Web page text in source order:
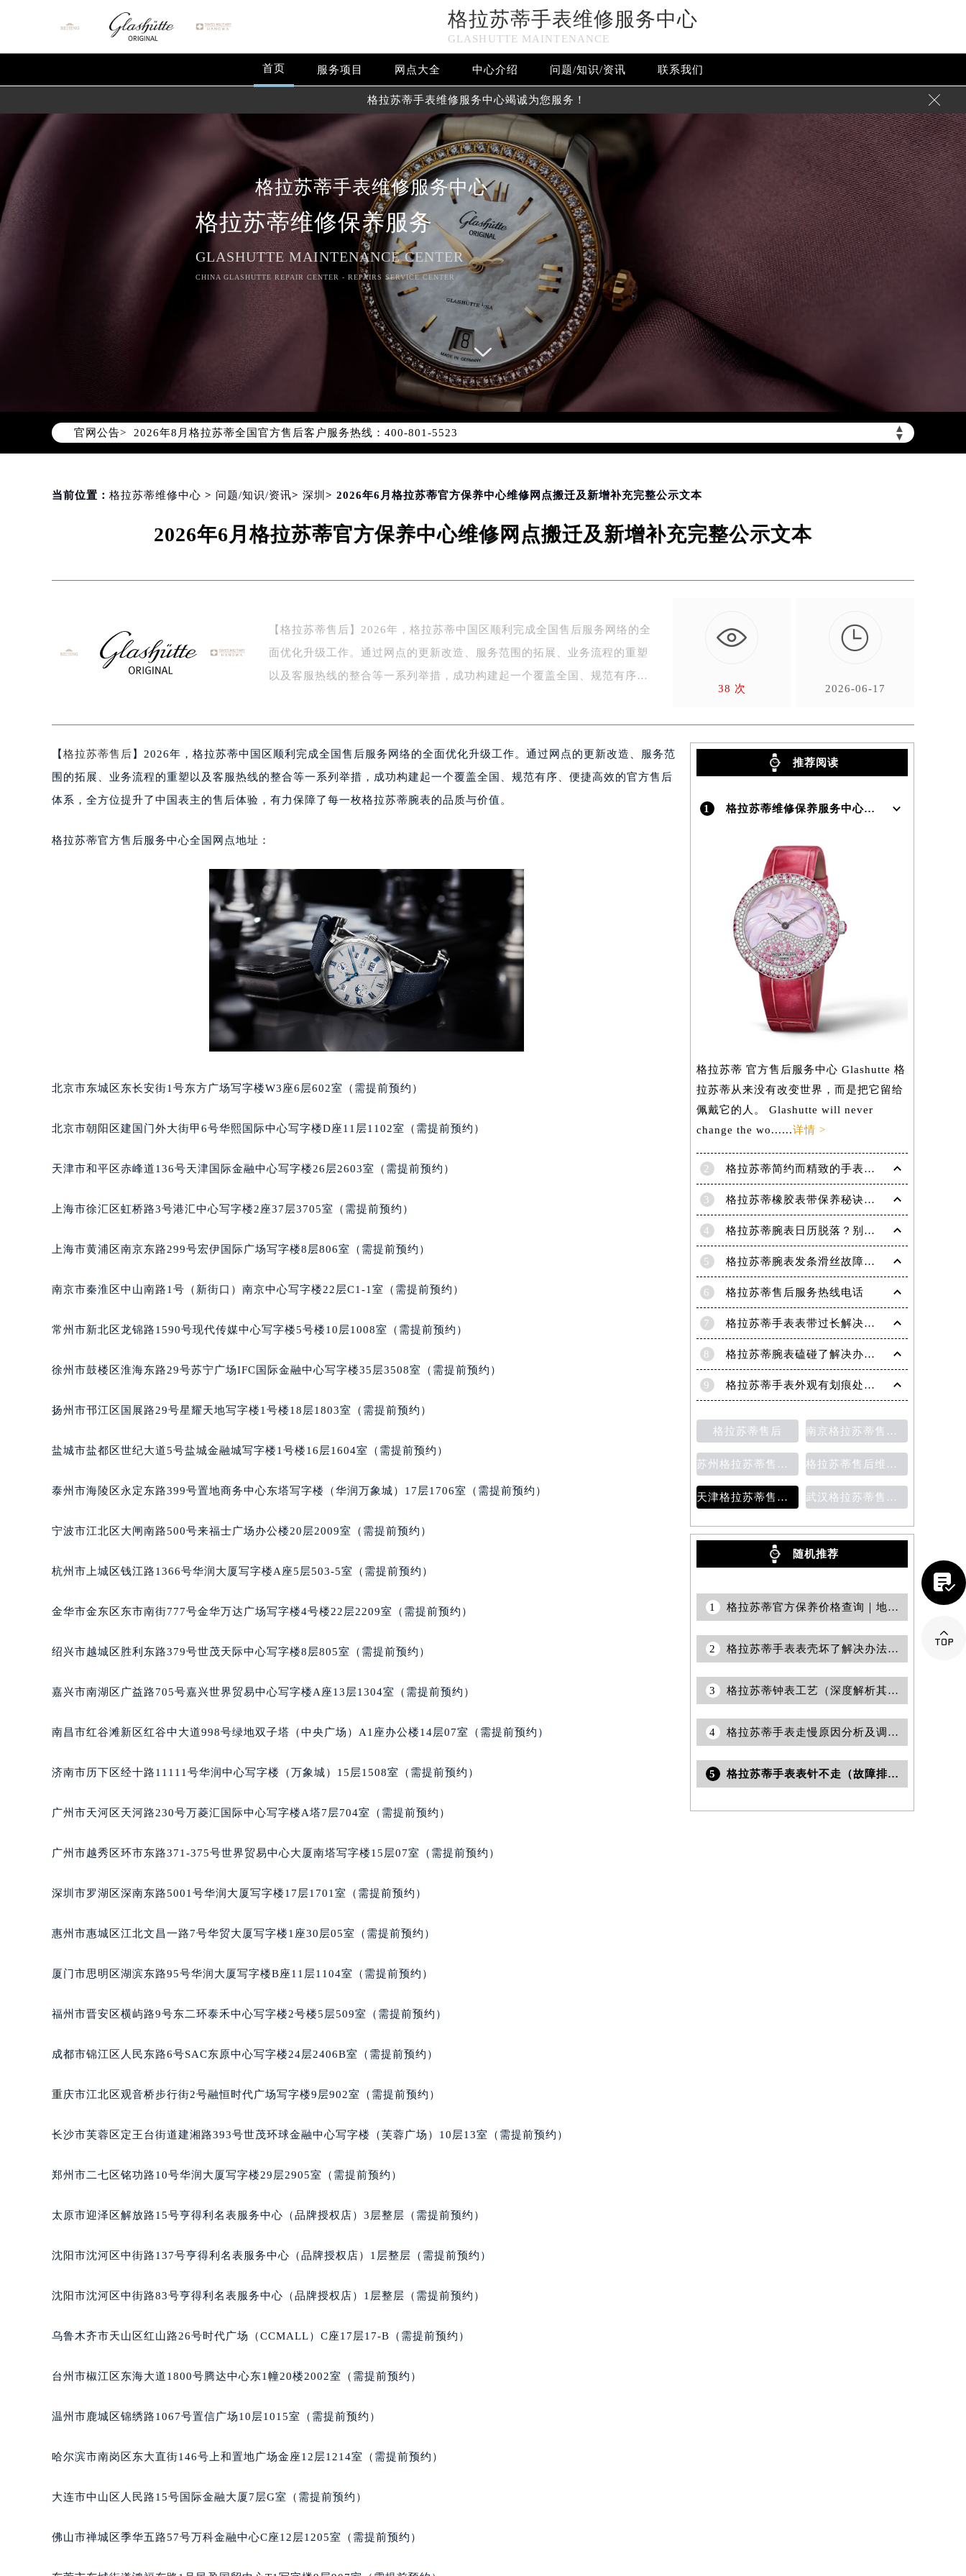
格拉苏蒂手表维修服务中心
GLASHUTTE MAINTENANCE
首页 服务项目 网点大全 中心介绍 问题/知识/资讯 联系我们
格拉苏蒂手表维修服务中心竭诚为您服务！ 
格拉苏蒂手表维修服务中心
格拉苏蒂维修保养服务
GLASHUTTE MAINTENANCE CENTER
CHINA GLASHUTTE REPAIR CENTER - REPAIRS SERVICE CENTER
官网公告> ▲
▼
2026年8月格拉苏蒂中国区售后服务网络优化升级公告
2026年8月格拉苏蒂全国官方售后客户服务热线：400-801-5523
格拉苏蒂官方全国统一服务热线400-801-5523，服务覆盖中国大陆、香港、澳门、台湾全部区域（非大陆需加拨“+86”）
2026年8月格拉苏蒂售后服务中心最新网点地址：
北京市东城区东长安街1号东方广场写字楼W3座6层602室（需提前预约）
上海市徐汇区虹桥路3号港汇中心写字楼2座37层3705室（需提前预约）
扬州市邗江区国展路29号星耀天地写字楼1号楼18层1803室（需提前预约）
盐城市盐都区世纪大道5号盐城金融城写字楼1号楼16层1604室（需提前预约）
泰州市海陵区永定东路399号置地商务中心东塔写字楼（华润万象城）17层1706室（需提前预约）
绍兴市越城区胜利东路379号世茂天际中心写字楼8层805室（需提前预约）
嘉兴市南湖区广益路705号嘉兴世界贸易中心写字楼A座13层1304室（需提前预约）
南昌市红谷滩新区红谷中大道998号绿地双子塔（中央广场）A1座办公楼14层07室（需提前预约）
广州市天河区天河路230号万菱汇国际中心写字楼A塔7层704室（需提前预约）
深圳市罗湖区深南东路5001号华润大厦写字楼17层1701室（需提前预约）
惠州市惠城区江北文昌一路7号华贸大厦写字楼1座30层05室（需提前预约）
厦门市思明区湖滨东路95号华润大厦写字楼B座11层1104室（需提前预约）
福州市鼓楼区五四路128-1号恒力城写字楼15层03室（需提前预约）
成都市锦江区人民东路6号SAC东原中心写字楼24层2406B室（需提前预约）
重庆市江北区观音桥步行街2号融恒时代广场写字楼9层902室（需提前预约）
长沙市芙蓉区定王台街道建湘路393号世茂环球金融中心写字楼（芙蓉广场）10层13室（需提前预约）
郑州市二七区铭功路10号华润大厦写字楼29层2905室（需提前预约）
太原市迎泽区解放路15号亨得利名表服务中心（品牌授权店）3层整层（需提前预约）
乌鲁木齐市天山区红山路26号时代广场（CCMALL）C座17层17-B（需提前预约）
哈尔滨市道里区友谊西路600号富力中心T2座写字楼29层03室（需提前预约）
佛山市禅城区季华五路57号万科金融中心C座12层1205室（需提前预约）
无锡市梁溪区人民中路139号恒隆广场写字楼1座11层1104室（需提前预约）
苏州市苏州工业园区星港街199号苏州中心办公楼C座22层08室（需提前预约）
南宁市青秀区金湖路59号地王大厦12楼1224室（需提前预约）
泉州市丰泽区宝洲路729号浦西万达中心写字楼A座7楼709室（需提前预约）
烟台市芝罘区胜利路139号万达金融中心A座907室（需提前预约）
贵阳市南明区都司高架桥路33号亨特国际金融中心14楼14D（需提前预约）
石家庄市长安区中山东路39号勒泰中心写字楼B座13层07室（需提前预约）
海口市龙华区金贸东路5号海口华润大厦B座17层1707室（需提前预约）
台州市椒江区东海大道1800号腾达中心东1幢20楼2002室（需提前预约）
甘肃省兰州市七里河区西津西路16号兰州中心写字楼21层2102室（需提前预约）
黑龙江省大庆市萨尔图区会战大街格拉苏蒂售后服务中心（需提前预约）
黑龙江省黑河市爱辉区中央街格拉苏蒂售后服务中心（需提前预约）
黑龙江省佳木斯市向阳区长安路格拉苏蒂售后服务中心（需提前预约）
黑龙江省七台河市桃山区大同街格拉苏蒂售后服务中心（需提前预约）
黑龙江省双鸭山市尖山区新兴大街格拉苏蒂售后服务中心（需提前预约）
黑龙江省伊春市伊美区通河路格拉苏蒂售后服务中心（需提前预约）
吉林省白山市浑江区浑江大街格拉苏蒂售后服务中心（需提前预约）
吉林省辽源市龙山区人民大街格拉苏蒂售后服务中心（需提前预约）
吉林省四平市铁东区紫气大路与南九经街交汇处格拉苏蒂售后服务中心（需提前预约）
吉林省通化市东昌区环通乡江南大街格拉苏蒂售后服务中心（需提前预约）
辽宁省鞍山市铁东区站前街格拉苏蒂售后服务中心（需提前预约）
辽宁省朝阳市双塔区新华路格拉苏蒂售后服务中心（需提前预约）
辽宁省抚顺市新抚区东一路格拉苏蒂售后服务中心（需提前预约）
辽宁省葫芦岛市连山区中央路格拉苏蒂售后服务中心（需提前预约）
辽宁省辽阳市白塔区新运大街格拉苏蒂售后服务中心（需提前预约）
辽宁省铁岭市银州区南马路格拉苏蒂售后服务中心（需提前预约）
辽宁省沈阳市沈河区中街路137号亨得利名表维修授权店1楼格拉苏蒂售后服务中心（需提前预约）
北京市朝阳区建国门外大街甲6号华熙国际中心D座11层1102室格拉苏蒂售后服务中心（北京总部）（需提前预约）
河北省保定市竞秀区朝阳北大街北国先天下格拉苏蒂售后服务中心（需提前预约）
内蒙古自治区巴彦淖尔市临河区新华街格拉苏蒂售后服务中心（需提前预约）
内蒙古自治区赤峰市红山区哈达街格拉苏蒂售后服务中心（需提前预约）
内蒙古自治区呼伦贝尔市海拉尔区中央街格拉苏蒂售后服务中心（需提前预约）
内蒙古自治区乌海市海勃湾区人民南路格拉苏蒂售后服务中心（需提前预约）
内蒙古自治区锡林郭勒盟市锡林浩特市光明街与额尔敦路交叉口格拉苏蒂售后服务中心（需提前预约）
当前位置： 格拉苏蒂维修中心 > 问题/知识/资讯> 深圳 > 2026年6月格拉苏蒂官方保养中心维修网点搬迁及新增补充完整公示文本
2026年6月格拉苏蒂官方保养中心维修网点搬迁及新增补充完整公示文本
【格拉苏蒂售后】2026年，格拉苏蒂中国区顺利完成全国售后服务网络的全
面优化升级工作。通过网点的更新改造、服务范围的拓展、业务流程的重塑
以及客服热线的整合等一系列举措，成功构建起一个覆盖全国、规范有序、
38 次

2026-06-17
【 格拉苏蒂售后 】2026年，格拉苏蒂中国区顺利完成全国售后服务网络的全面优化升级工作。通过网点的更新改造、服务范
围的拓展、业务流程的重塑以及客服热线的整合等一系列举措，成功构建起一个覆盖全国、规范有序、便捷高效的官方售后
体系，全方位提升了中国表主的售后体验，有力保障了每一枚格拉苏蒂腕表的品质与价值。
格拉苏蒂官方售后服务中心全国网点地址：
北京市东城区东长安街1号东方广场写字楼W3座6层602室（需提前预约）
北京市朝阳区建国门外大街甲6号华熙国际中心写字楼D座11层1102室（需提前预约）
天津市和平区赤峰道136号天津国际金融中心写字楼26层2603室（需提前预约）
上海市徐汇区虹桥路3号港汇中心写字楼2座37层3705室（需提前预约）
上海市黄浦区南京东路299号宏伊国际广场写字楼8层806室（需提前预约）
南京市秦淮区中山南路1号（新街口）南京中心写字楼22层C1-1室（需提前预约）
常州市新北区龙锦路1590号现代传媒中心写字楼5号楼10层1008室（需提前预约）
徐州市鼓楼区淮海东路29号苏宁广场IFC国际金融中心写字楼35层3508室（需提前预约）
扬州市邗江区国展路29号星耀天地写字楼1号楼18层1803室（需提前预约）
盐城市盐都区世纪大道5号盐城金融城写字楼1号楼16层1604室（需提前预约）
泰州市海陵区永定东路399号置地商务中心东塔写字楼（华润万象城）17层1706室（需提前预约）
宁波市江北区大闸南路500号来福士广场办公楼20层2009室（需提前预约）
杭州市上城区钱江路1366号华润大厦写字楼A座5层503-5室（需提前预约）
金华市金东区东市南街777号金华万达广场写字楼4号楼22层2209室（需提前预约）
绍兴市越城区胜利东路379号世茂天际中心写字楼8层805室（需提前预约）
嘉兴市南湖区广益路705号嘉兴世界贸易中心写字楼A座13层1304室（需提前预约）
南昌市红谷滩新区红谷中大道998号绿地双子塔（中央广场）A1座办公楼14层07室（需提前预约）
济南市历下区经十路11111号华润中心写字楼（万象城）15层1508室（需提前预约）
广州市天河区天河路230号万菱汇国际中心写字楼A塔7层704室（需提前预约）
广州市越秀区环市东路371-375号世界贸易中心大厦南塔写字楼15层07室（需提前预约）
深圳市罗湖区深南东路5001号华润大厦写字楼17层1701室（需提前预约）
惠州市惠城区江北文昌一路7号华贸大厦写字楼1座30层05室（需提前预约）
厦门市思明区湖滨东路95号华润大厦写字楼B座11层1104室（需提前预约）
福州市晋安区横屿路9号东二环泰禾中心写字楼2号楼5层509室（需提前预约）
成都市锦江区人民东路6号SAC东原中心写字楼24层2406B室（需提前预约）
重庆市江北区观音桥步行街2号融恒时代广场写字楼9层902室（需提前预约）
长沙市芙蓉区定王台街道建湘路393号世茂环球金融中心写字楼（芙蓉广场）10层13室（需提前预约）
郑州市二七区铭功路10号华润大厦写字楼29层2905室（需提前预约）
太原市迎泽区解放路15号亨得利名表服务中心（品牌授权店）3层整层（需提前预约）
沈阳市沈河区中街路137号亨得利名表服务中心（品牌授权店）1层整层（需提前预约）
沈阳市沈河区中街路83号亨得利名表服务中心（品牌授权店）1层整层（需提前预约）
乌鲁木齐市天山区红山路26号时代广场（CCMALL）C座17层17-B（需提前预约）
台州市椒江区东海大道1800号腾达中心东1幢20楼2002室（需提前预约）
温州市鹿城区锦绣路1067号置信广场10层1015室（需提前预约）
哈尔滨市南岗区东大直街146号上和置地广场金座12层1214室（需提前预约）
大连市中山区人民路15号国际金融大厦7层G室（需提前预约）
佛山市禅城区季华五路57号万科金融中心C座12层1205室（需提前预约）
推荐阅读
1 格拉苏蒂维修保养服务中心介绍 | Glashutte
格拉苏蒂 官方售后服务中心 Glashutte 格
拉苏蒂从来没有改变世界，而是把它留给
佩戴它的人。 Glashutte will never
change the wo......详情 >
2 格拉苏蒂简约而精致的手表，Lady Serenade Karree腕表
3 格拉苏蒂橡胶表带保养秘诀：守护彩虹色彩，拒绝老化
4 格拉苏蒂腕表日历脱落？别急，这里有解决妙招
5 格拉苏蒂腕表发条滑丝故障？专业修复技巧大揭秘
6 格拉苏蒂售后服务热线电话
7 格拉苏蒂手表表带过长解决方法（轻松调整佩戴舒适度指南）
8 格拉苏蒂腕表磕碰了解决办法汇总（日常保养与修复技巧）
9 格拉苏蒂手表外观有划痕处理方法详解（轻松修复爱表的小技巧）
格拉苏蒂售后 南京格拉苏蒂售后维修保养费用说明
苏州格拉苏蒂售后维修保养价目表 格拉苏蒂售后维修保养价目表
天津格拉苏蒂售后维修保养费用价目表 武汉格拉苏蒂售后维修保养费用
随机推荐
1 格拉苏蒂官方保养价格查询｜地址与售后热线权威信息公告（2026年7月最新）
2 格拉苏蒂手表表壳坏了解决办法是什么
3 格拉苏蒂钟表工艺（深度解析其独特魅力）
4 格拉苏蒂手表走慢原因分析及调整方法
5 格拉苏蒂手表表针不走（故障排查与修复指南）

